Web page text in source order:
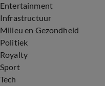
Entertainment
Infrastructuur
Milieu en Gezondheid
Politiek
Royalty
Sport
Tech